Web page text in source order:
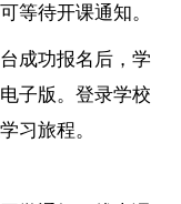
等待开课通知。
成功报名后，学
子版。登录学校
习旅程。